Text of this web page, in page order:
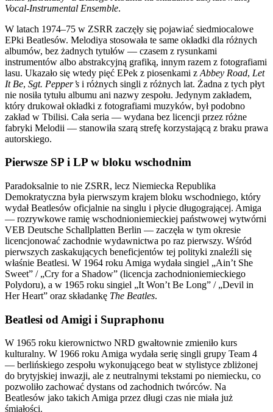
Vocal-Instrumental Ensemble.
W latach 1974–75 w ZSRR zaczęły się pojawiać siedmiocalowe
EPki Beatlesów. Melodiya stosowała te same okładki dla różnych
albumów, bez żadnych tytułów — czasem z rysunkami
instrumentów albo abstrakcyjną grafiką, innym razem z fotografiami
lasu. Ukazało się wtedy pięć EPek z piosenkami z Abbey Road, Let
It Be, Sgt. Pepper’s i różnych singli z różnych lat. Żadna z tych płyt
nie nosiła tytułu albumu ani nazwy zespołu. Jedynym zakładem,
który drukował okładki z fotografiami muzyków, był podobno
zakład w Tbilisi. Cała seria — wydana bez licencji przez różne
fabryki Melodii — stanowiła szarą strefę korzystającą z braku prawa
autorskiego.
Pierwsze SP i LP w bloku wschodnim
Paradoksalnie to nie ZSRR, lecz Niemiecka Republika
Demokratyczna była pierwszym krajem bloku wschodniego, który
wydał Beatlesów oficjalnie na singlu i płycie długogrającej. Amiga
— rozrywkowe ramię wschodnioniemieckiej państwowej wytwórni
VEB Deutsche Schallplatten Berlin — zaczęła w tym okresie
licencjonować zachodnie wydawnictwa po raz pierwszy. Wśród
pierwszych zaskakujących beneficjentów tej polityki znaleźli się
właśnie Beatlesi. W 1964 roku Amiga wydała singiel „Ain’t She
Sweet” / „Cry for a Shadow” (licencja zachodnioniemieckiego
Polydoru), a w 1965 roku singiel „It Won’t Be Long” / „Devil in
Her Heart” oraz składankę The Beatles.
Beatlesi od Amigi i Supraphonu
W 1965 roku kierownictwo NRD gwałtownie zmieniło kurs
kulturalny. W 1966 roku Amiga wydała serię singli grupy Team 4
— berlińskiego zespołu wykonującego beat w stylistyce zbliżonej
do brytyjskiej inwazji, ale z neutralnymi tekstami po niemiecku, co
pozwoliło zachować dystans od zachodnich twórców. Na
Beatlesów jako takich Amiga przez długi czas nie miała już
śmiałości.